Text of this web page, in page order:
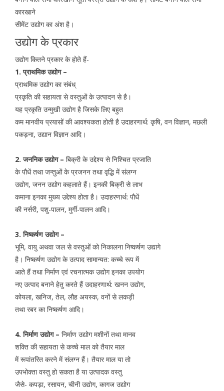
कारखाने
सीमेंट उद्योग का अंश है।
उद्योग के प्रकार
उद्योग कितने प्रकार के होते हैं-
1. प्राथमिक उद्योग –
प्राथमिक उद्योग का संबंध्
प्रकृति की सहायता से वस्तुओं के उत्पादन से है।
यह प्रकृति उन्मुखी उद्योग है जिसके लिए बहुत
कम मानवीय प्रयासों की आवश्यकता होती है उदाहरणार्थ: कृषि, वन विज्ञान, मछली
पकड़ना, उद्यान विज्ञान आदि।
2. जननिक उद्योग – बिक्री के उद्देश्य से निश्चित प्रजाति
के पौधें तथा जन्तुओं के प्रजनन तथा वृद्धि में संलग्न
उद्योग, जनन उद्योग कहलाते हैं। इनकी बिक्री से लाभ
कमाना इनका मुख्य उद्देश्य होता है। उदाहरणार्थ: पौधें
की नर्सरी, पशु-पालन, मुर्गी-पालन आदि।
3. निष्कर्षण उद्योग –
भूमि, वायु अथवा जल से वस्तुओं को निकालना निष्कर्षण उद्यागे
है। निष्कर्षण उद्योग के उत्पाद सामान्यत: कच्चे रूप में
आते हैं तथा निर्माण एवं रचनात्मक उद्योग इनका उपयोग
नए उत्पाद बनाने हेतु करते हैं उदाहरणार्थ: खनन उद्योग,
कोयला, खनिज, तेल, लौह अयस्क, वनों से लकड़ी
तथा रबर का निष्कर्षण आदि।
4. निर्माण उद्योग – निर्माण उद्योग मशीनों तथा मानव
शक्ति की सहायता से कच्चे माल को तैयार माल
में रूपांतरित करने में संलग्न हैं। तैयार माल या तो
उपभोक्ता वस्तु हो सकता है या उत्पादक वस्तु
जैसे- कपड़ा, रसायन, चीनी उद्योग, कागज उद्योग